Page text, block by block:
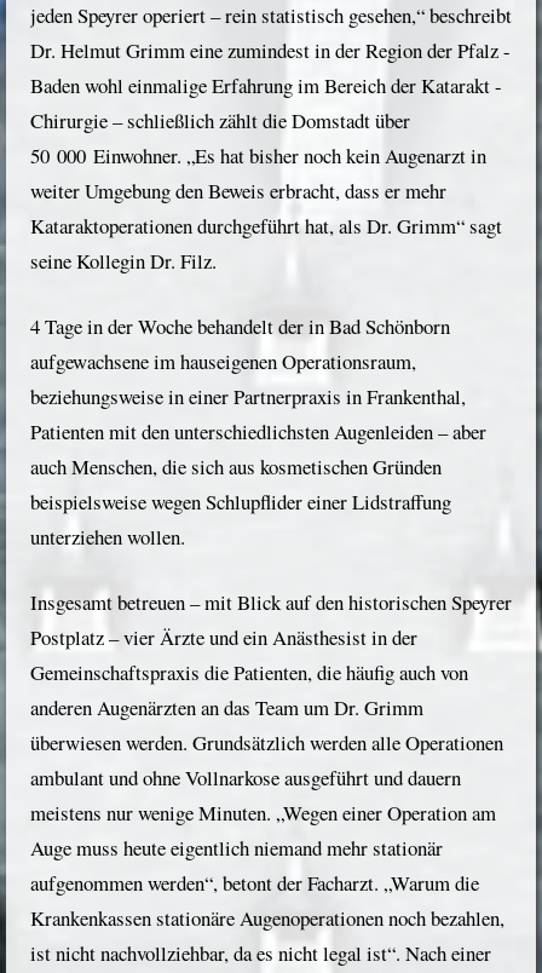
jeden Speyrer operiert – rein statistisch gesehen,“ beschreibt
Dr. Helmut Grimm eine zumindest in der Region der Pfalz -
Baden wohl einmalige Erfahrung im Bereich der Katarakt -
Chirurgie – schließlich zählt die Domstadt über
50 000 Einwohner. „Es hat bisher noch kein Augenarzt in
weiter Umgebung den Beweis erbracht, dass er mehr
Kataraktoperationen durchgeführt hat, als Dr. Grimm“ sagt
seine Kollegin Dr. Filz.
4 Tage in der Woche behandelt der in Bad Schönborn
aufgewachsene im hauseigenen Operationsraum,
beziehungsweise in einer Partnerpraxis in Frankenthal,
Patienten mit den unterschiedlichsten Augenleiden – aber
auch Menschen, die sich aus kosmetischen Gründen
beispielsweise wegen Schlupflider einer Lidstraffung
unterziehen wollen.
Insgesamt betreuen – mit Blick auf den historischen Speyrer
Postplatz – vier Ärzte und ein Anästhesist in der
Gemeinschaftspraxis die Patienten, die häufig auch von
anderen Augenärzten an das Team um Dr. Grimm
überwiesen werden. Grundsätzlich werden alle Operationen
ambulant und ohne Vollnarkose ausgeführt und dauern
meistens nur wenige Minuten. „Wegen einer Operation am
Auge muss heute eigentlich niemand mehr stationär
aufgenommen werden“, betont der Facharzt. „Warum die
Krankenkassen stationäre Augenoperationen noch bezahlen,
ist nicht nachvollziehbar, da es nicht legal ist“. Nach einer